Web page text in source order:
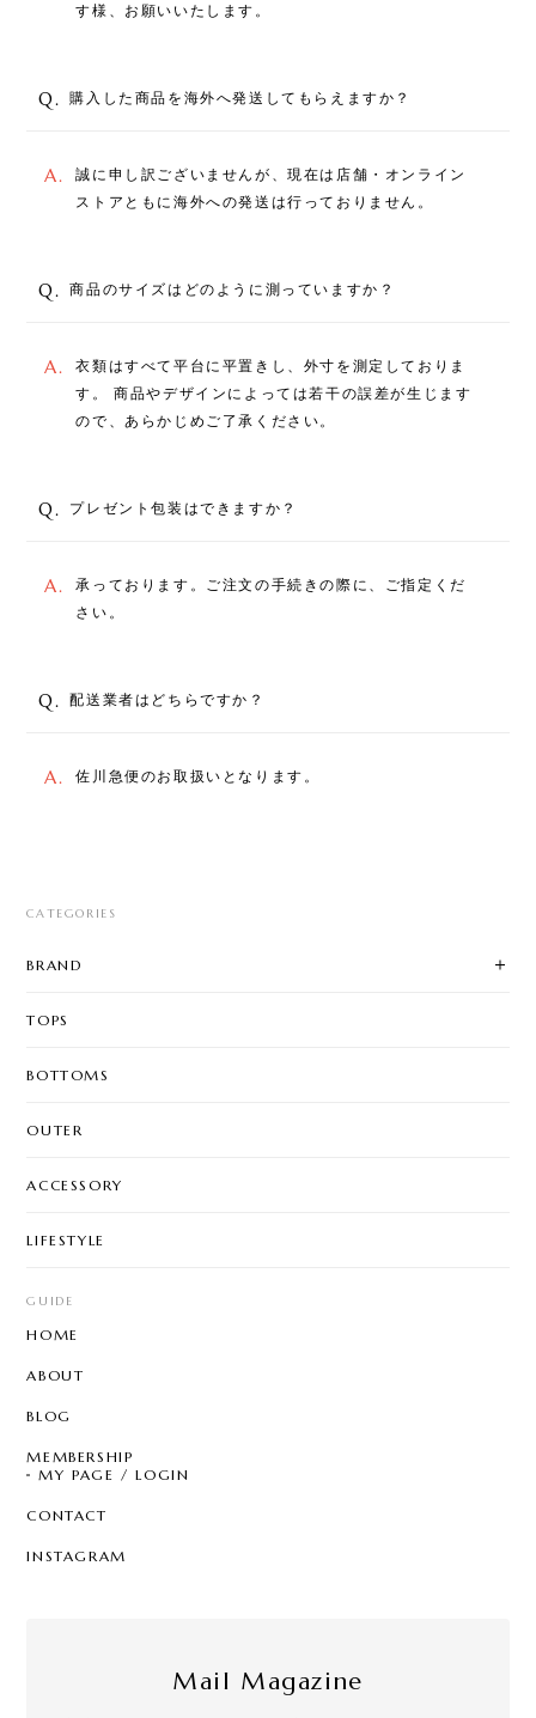
す様、お願いいたします。
Q. 購入した商品を海外へ発送してもらえますか？
A.
誠に申し訳ございませんが、現在は店舗・オンライン
ストアともに海外への発送は行っておりません。
Q. 商品のサイズはどのように測っていますか？
A.
衣類はすべて平台に平置きし、外寸を測定しておりま
す。 商品やデザインによっては若干の誤差が生じます
ので、あらかじめご了承ください。
Q. プレゼント包装はできますか？
A.
承っております。ご注文の手続きの際に、ご指定くだ
さい。
Q. 配送業者はどちらですか？
A. 佐川急便のお取扱いとなります。
CATEGORIES
BRAND
TOPS
BOTTOMS
OUTER
ACCESSORY
LIFESTYLE
GUIDE
HOME
ABOUT
BLOG
MEMBERSHIP
MY PAGE / LOGIN
CONTACT
INSTAGRAM
Mail Magazine